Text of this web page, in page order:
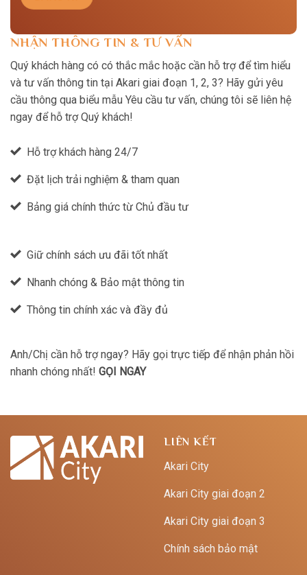
NHẬN THÔNG TIN & TƯ VẤN
Quý khách hàng có có thắc mắc hoặc cần hỗ trợ để tìm hiểu
và tư vấn thông tin tại Akari giai đoạn 1, 2, 3? Hãy gửi yêu
cầu thông qua biểu mẫu Yêu cầu tư vấn, chúng tôi sẽ liên hệ
ngay để hỗ trợ Quý khách!
Hỗ trợ khách hàng 24/7
Đặt lịch trải nghiệm & tham quan
Bảng giá chính thức từ Chủ đầu tư
Giữ chính sách ưu đãi tốt nhất
Nhanh chóng & Bảo mật thông tin
Thông tin chính xác và đầy đủ
Anh/Chị cần hỗ trợ ngay? Hãy gọi trực tiếp để nhận phản hồi
nhanh chóng nhất! GỌI NGAY
LIÊN KẾT
Akari City
Akari City giai đoạn 2
Akari City giai đoạn 3
Chính sách bảo mật